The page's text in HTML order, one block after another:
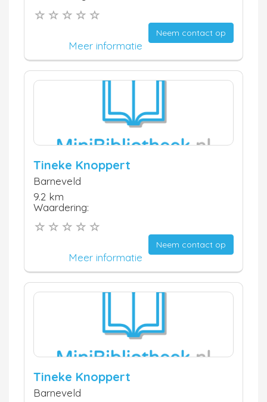
Neem contact op
Meer informatie
Tineke Knoppert
Barneveld
9.2 km
Waardering:
Neem contact op
Meer informatie
Tineke Knoppert
Barneveld